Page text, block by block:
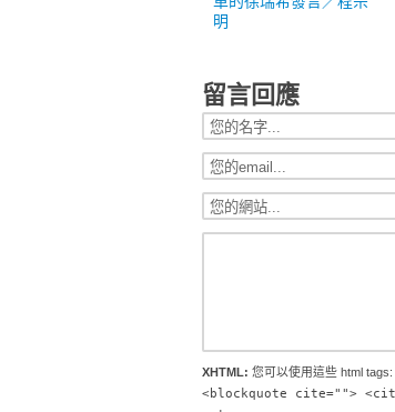
明
留言回應
XHTML: 您可以使用這些 html tags:
<blockquote cite="">